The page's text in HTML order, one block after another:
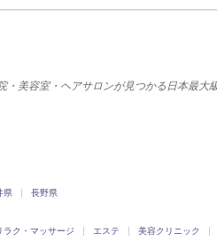
・美容室・ヘアサロンが見つかる日本最
県 長野県
ラク・マッサージ エステ 美容クリニック